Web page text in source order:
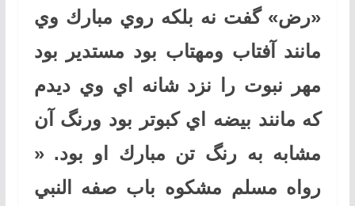
«رض» گفت نه بلكه روي مبارك وي
مانند آفتاب ومهتاب بود مستدير بود
مهر نبوت را نزد شانه اي وي ديدم
كه مانند بيضه اي كبوتر بود ورنگ آن
مشابه به رنگ تن مبارك او بود. «
رواه مسلم مشكوه باب صفه النبي